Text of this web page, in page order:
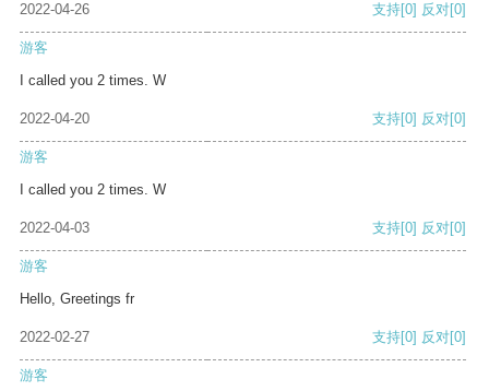
2022-04-26 支持[0] 反对[0]
游客
I called you 2 times. W
2022-04-20 支持[0] 反对[0]
游客
I called you 2 times. W
2022-04-03 支持[0] 反对[0]
游客
Hello, Greetings fr
2022-02-27 支持[0] 反对[0]
游客